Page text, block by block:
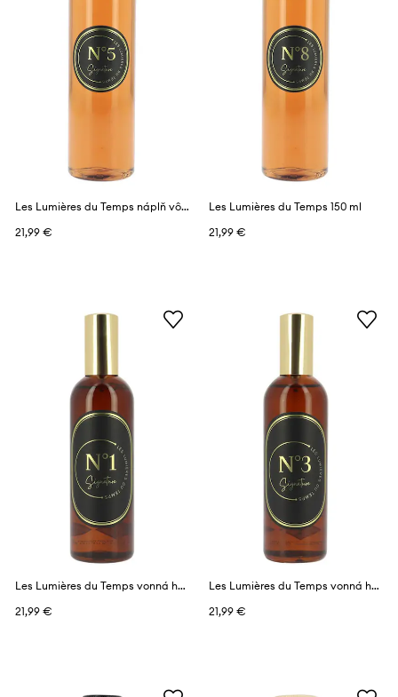
Les Lumières du Temps náplň vône 150 ml
21,99 €
Les Lumières du Temps 150 ml
21,99 €
Les Lumières du Temps vonná hmla s vôňou 100 ml
21,99 €
Les Lumières du Temps vonná hmla s vôňou 100 ml
21,99 €